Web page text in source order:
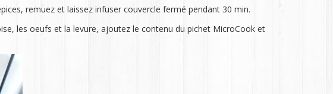
remuez et laissez infuser couvercle fermé pendant 30 min.
les oeufs et la levure, ajoutez le contenu du pichet MicroCook et